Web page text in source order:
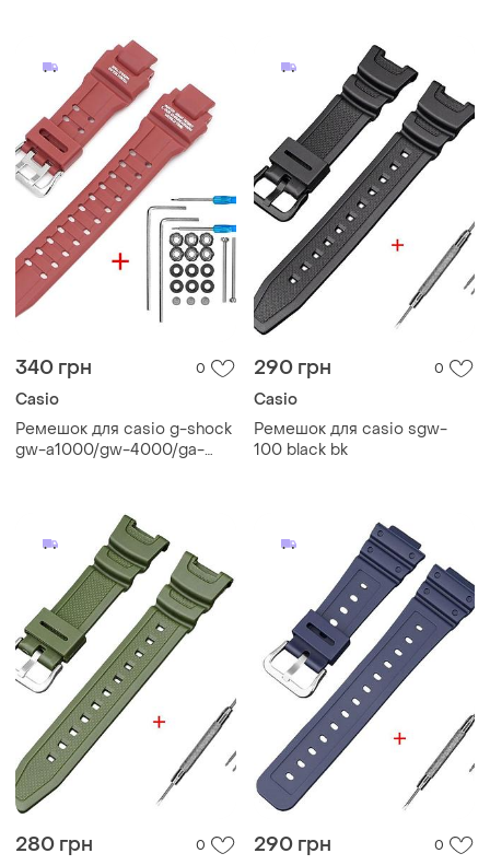
340 грн 0
Casio
Ремешок для casio g-shock
gw-a1000/gw-4000/ga-
290 грн 0
Casio
Ремешок для casio sgw-
100 black bk
280 грн 0 290 грн 0